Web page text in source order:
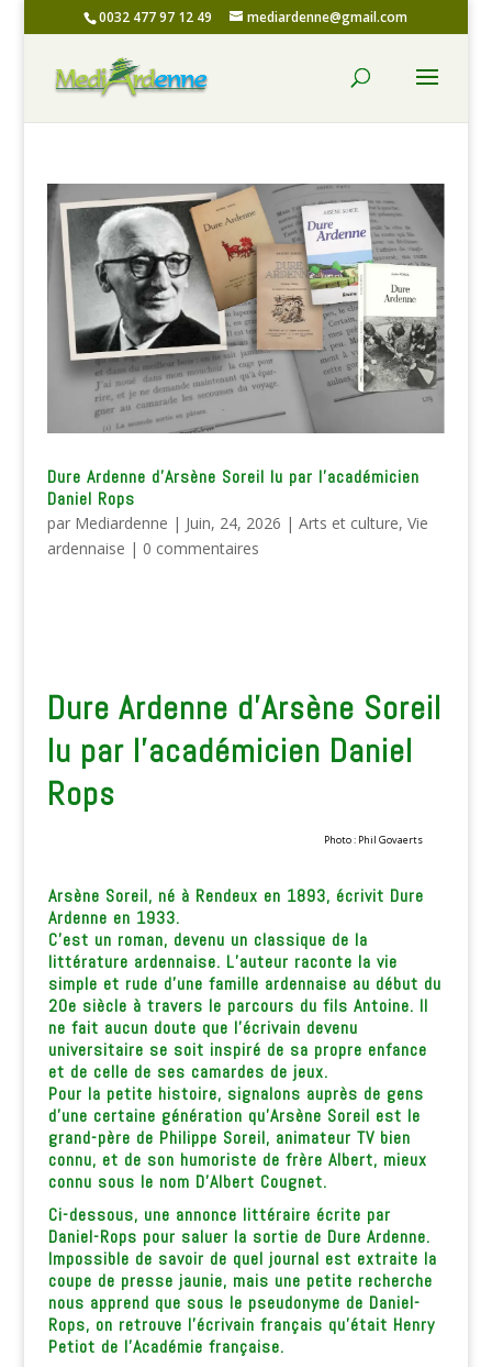
0032 477 97 12 49 mediardenne@gmail.com
Dure Ardenne d’Arsène Soreil lu par l’académicien
Daniel Rops
par Mediardenne | Juin, 24, 2026 | Arts et culture, Vie
ardennaise | 0 commentaires
Dure Ardenne d’Arsène Soreil
lu par l’académicien Daniel
Rops
Photo : Phil Govaerts
Arsène Soreil, né à Rendeux en 1893, écrivit Dure
Ardenne en 1933.
C’est un roman, devenu un classique de la
littérature ardennaise. L’auteur raconte la vie
simple et rude d’une famille ardennaise au début du
20e siècle à travers le parcours du fils Antoine. Il
ne fait aucun doute que l’écrivain devenu
universitaire se soit inspiré de sa propre enfance
et de celle de ses camardes de jeux.
Pour la petite histoire, signalons auprès de gens
d’une certaine génération qu’Arsène Soreil est le
grand-père de Philippe Soreil, animateur TV bien
connu, et de son humoriste de frère Albert, mieux
connu sous le nom D’Albert Cougnet.
Ci-dessous, une annonce littéraire écrite par
Daniel-Rops pour saluer la sortie de Dure Ardenne.
Impossible de savoir de quel journal est extraite la
coupe de presse jaunie, mais une petite recherche
nous apprend que sous le pseudonyme de Daniel-
Rops, on retrouve l’écrivain français qu’était Henry
Petiot de l’Académie française.